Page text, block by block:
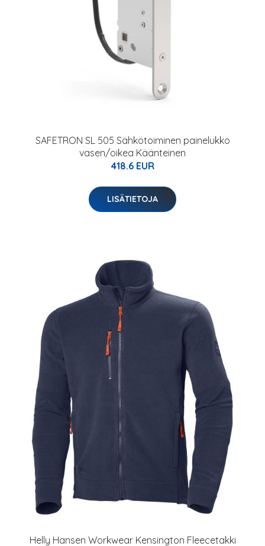
SAFETRON SL 505 Sähkötoiminen painelukko
vasen/oikea Käänteinen
418.6 EUR
LISÄTIETOJA
Helly Hansen Workwear Kensington Fleecetakki